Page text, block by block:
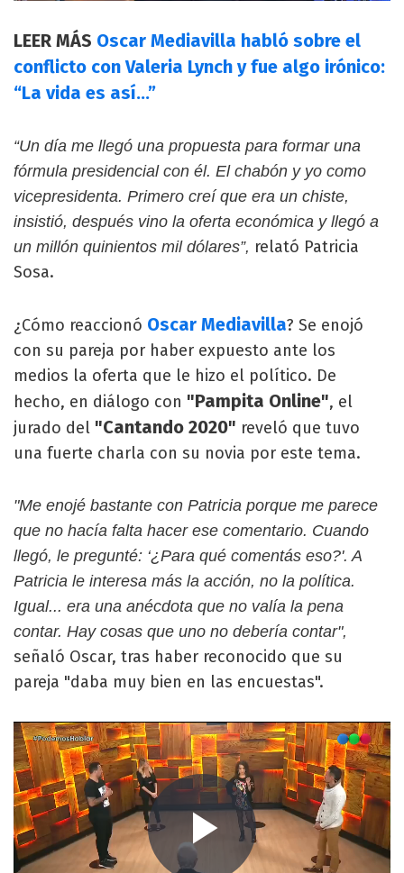
LEER MÁS Oscar Mediavilla habló sobre el
conflicto con Valeria Lynch y fue algo irónico:
“La vida es así...”
“Un día me llegó una propuesta para formar una
fórmula presidencial con él. El chabón y yo como
vicepresidenta. Primero creí que era un chiste,
insistió, después vino la oferta económica y llegó a
un millón quinientos mil dólares”, relató Patricia
Sosa.
¿Cómo reaccionó Oscar Mediavilla? Se enojó
con su pareja por haber expuesto ante los
medios la oferta que le hizo el político. De
hecho, en diálogo con "Pampita Online", el
jurado del "Cantando 2020" reveló que tuvo
una fuerte charla con su novia por este tema.
"Me enojé bastante con Patricia porque me parece
que no hacía falta hacer ese comentario. Cuando
llegó, le pregunté: ‘¿Para qué comentás eso?'. A
Patricia le interesa más la acción, no la política.
Igual... era una anécdota que no valía la pena
contar. Hay cosas que uno no debería contar",
señaló Oscar, tras haber reconocido que su
pareja "daba muy bien en las encuestas".